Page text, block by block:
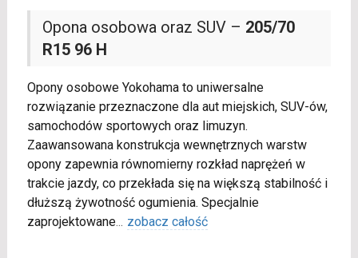
Opona osobowa oraz SUV – 205/70
R15 96 H
Opony osobowe Yokohama to uniwersalne
rozwiązanie przeznaczone dla aut miejskich, SUV-ów,
samochodów sportowych oraz limuzyn.
Zaawansowana konstrukcja wewnętrznych warstw
opony zapewnia równomierny rozkład naprężeń w
trakcie jazdy, co przekłada się na większą stabilność i
dłuższą żywotność ogumienia. Specjalnie
zaprojektowane... zobacz całość